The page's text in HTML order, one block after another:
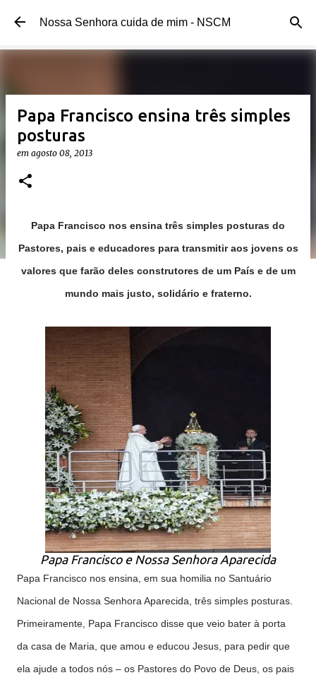
Pular para o conteúdo principal
Nossa Senhora cuida de mim - NSCM
Papa Francisco ensina três simples
posturas
em agosto 08, 2013
Papa Francisco nos ensina três simples posturas do
Pastores, pais e educadores para transmitir aos jovens os
valores que farão deles construtores de um País e de um
mundo mais justo, solidário e fraterno.
Papa Francisco e Nossa Senhora Aparecida
Papa Francisco nos ensina, em sua homilia no Santuário
Nacional de Nossa Senhora Aparecida, três simples posturas.
Primeiramente, Papa Francisco disse que veio bater à porta
da casa de Maria, que amou e educou Jesus, para pedir que
ela ajude a todos nós – os Pastores do Povo de Deus, os pais